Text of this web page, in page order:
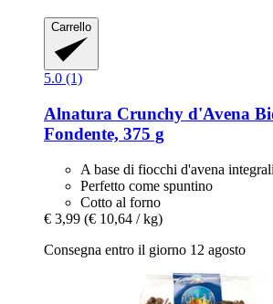
Carrello
5.0 (1)
Alnatura Crunchy d'Avena
Fondente, 375 g
A base di fiocchi d'avena integrali
Perfetto come spuntino
Cotto al forno
€ 3,99 (€ 10,64 / kg)
Consegna entro il giorno 12 agosto